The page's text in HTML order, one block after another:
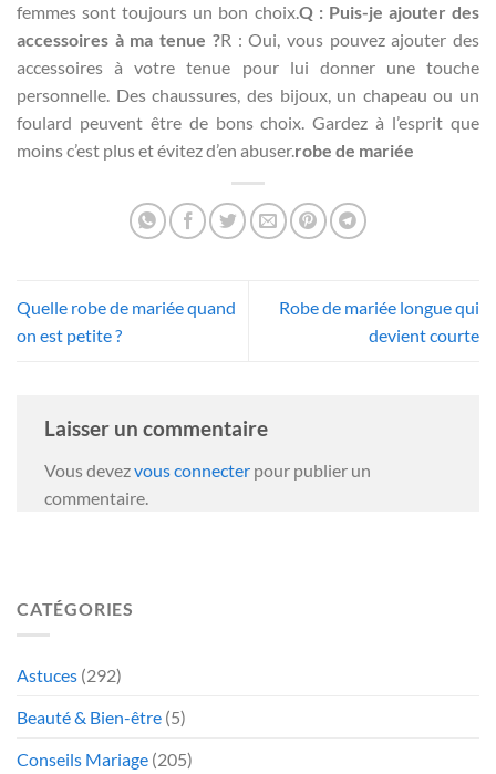
femmes sont toujours un bon choix.Q : Puis-je ajouter des
accessoires à ma tenue ?R : Oui, vous pouvez ajouter des
accessoires à votre tenue pour lui donner une touche
personnelle. Des chaussures, des bijoux, un chapeau ou un
foulard peuvent être de bons choix. Gardez à l’esprit que
moins c’est plus et évitez d’en abuser.robe de mariée
Quelle robe de mariée quand
on est petite ?
Robe de mariée longue qui
devient courte
Laisser un commentaire
Vous devezvous connecter pour publier un
commentaire.
CATÉGORIES
Astuces (292)
Beauté & Bien-être (5)
Conseils Mariage (205)